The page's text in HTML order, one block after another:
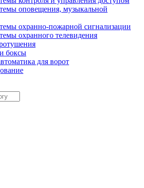
оповещения, музыкальной
охранно-пожарной сигнализации
охранного телевидения
боксы
для ворот